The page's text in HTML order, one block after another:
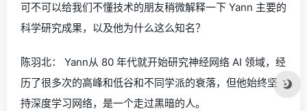
可不可以给我们不懂技术的朋友稍微解释一下 Yann 主要的
科学研究成果，以及他为什么这么知名？
陈羽北： Yann从 80 年代就开始研究神经网络 AI 领域，经
历了很多次的高峰和低谷和不同学派的衰落，但他始终坚
持深度学习网络，是一个走过黑暗的人。